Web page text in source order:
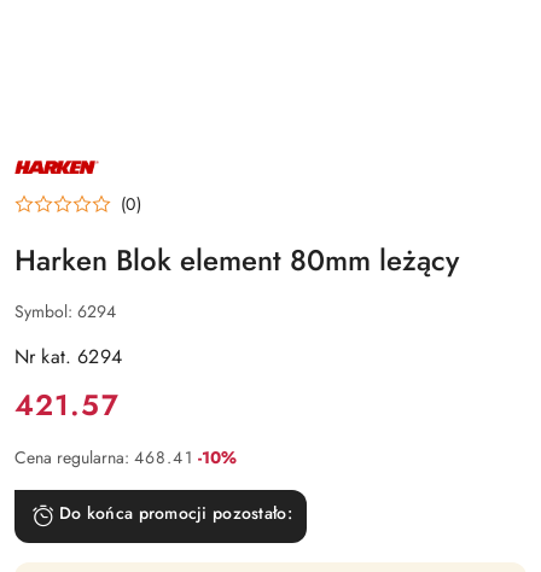
NAZWA
PRODUCENTA:
HARKEN (0)
Harken Blok element 80mm leżący
Symbol: 6294
Nr kat. 6294
Cena:
421.57
Cena regularna: 468.41 Rabat:
-10%
Do końca promocji pozostało: